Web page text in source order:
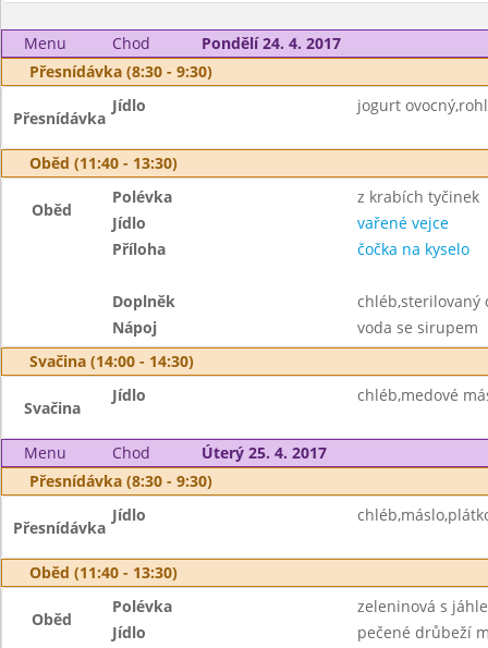
Menu Chod
Pondělí 24. 4. 2017
Přesnídávka (8:30 - 9:30)
Přesnídávka
Jídlo jogurt
Oběd (11:40 - 13:30)
Oběd
Polévka
z krabích tyčinek
Jídlo
vařené vejce
Příloha
čočka na kyselo
Doplněk
chléb,sterilovaný
Nápoj
voda se sirupem
Svačina (14:00 - 14:30)
Svačina
Jídlo chléb,medové
Menu Chod
Úterý 25. 4. 2017
Přesnídávka (8:30 - 9:30)
Přesnídávka
Jídlo
Oběd (11:40 - 13:30)
Oběd
Polévka
zeleninová s
Jídlo
pečené drůbeží